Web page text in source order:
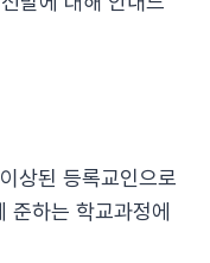
상된 등록교인으로
준하는 학교과정에